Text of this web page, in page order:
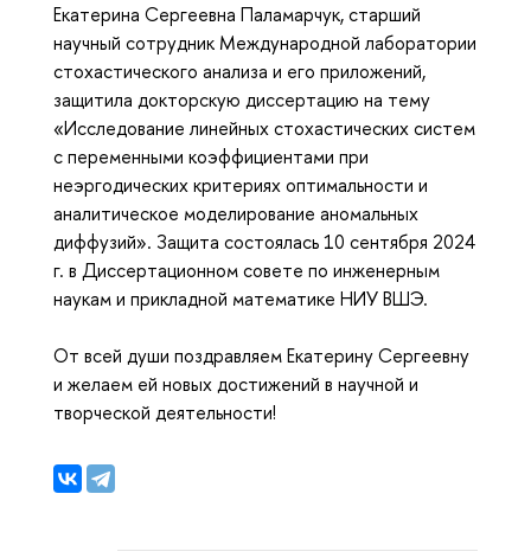
Екатерина Сергеевна Паламарчук, старший
научный сотрудник Международной лаборатории
стохастического анализа и его приложений,
защитила докторскую диссертацию на тему
«Исследование линейных стохастических систем
с переменными коэффициентами при
неэргодических критериях оптимальности и
аналитическое моделирование аномальных
диффузий». Защита состоялась 10 сентября 2024
г. в Диссертационном совете по инженерным
наукам и прикладной математике НИУ ВШЭ.
От всей души поздравляем Екатерину Сергеевну
и желаем ей новых достижений в научной и
творческой деятельности!